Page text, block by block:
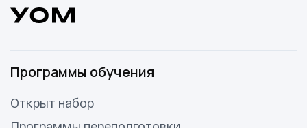
Программы обучения
Открыт набор